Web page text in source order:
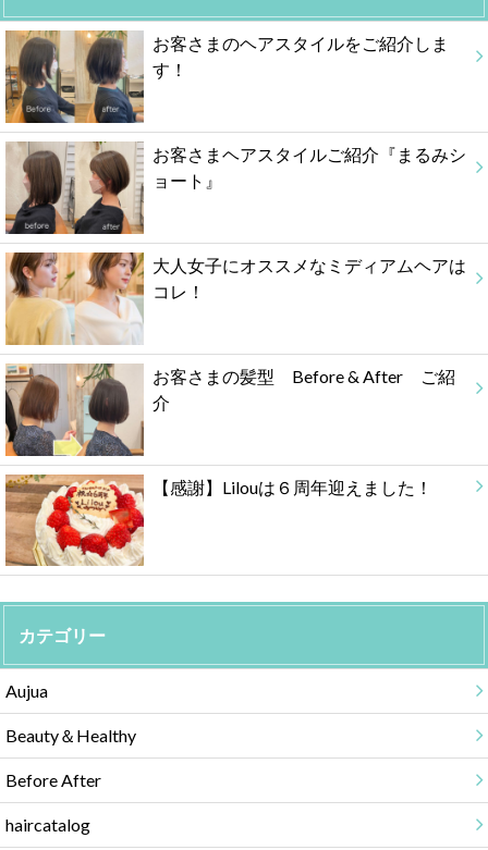
お客さまのヘアスタイルをご紹介しま
す！
お客さまヘアスタイルご紹介『まるみシ
ョート』
大人女子にオススメなミディアムヘアは
コレ！
お客さまの髪型 Before & After ご紹
介
【感謝】Lilouは６周年迎えました！
カテゴリー
Aujua
Beauty＆Healthy
Before After
haircatalog